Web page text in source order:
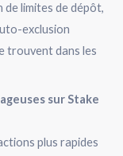
de limites de dépôt,
exclusion
trouvent dans les
sur Stake
plus rapides